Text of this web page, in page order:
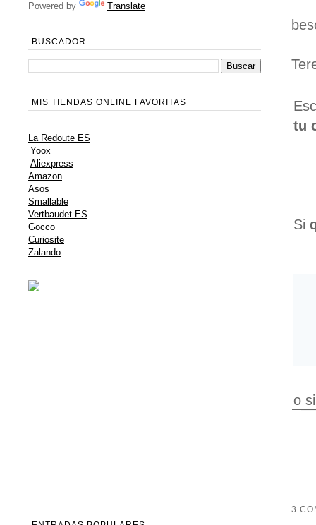
tu
Si
o
3
Powered by Translate
BUSCADOR
MIS TIENDAS ONLINE FAVORITAS
La Redoute ES
Yoox
Aliexpress
Amazon
Asos
Smallable
Vertbaudet ES
Gocco
Curiosite
Zalando